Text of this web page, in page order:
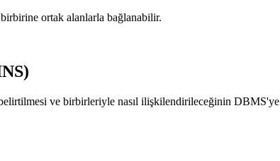
ortak alanlarla bağlanabilir.
ve birbirleriyle nasıl ilişkilendirileceğinin